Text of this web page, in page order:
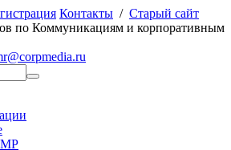
Контакты / Старый сайт
по Коммуникациям и корпоративным